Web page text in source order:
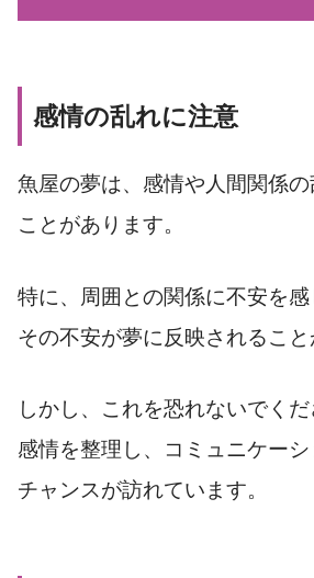
感情の乱れに注意
魚屋の夢は、感情や人間関係
ことがあります。
特に、周囲との関係に不安を感
その不安が夢に反映されること
しかし、これを恐れないでく
感情を整理し、コミュニケー
チャンスが訪れています。